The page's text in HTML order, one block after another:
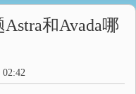
和Avada哪
02:42